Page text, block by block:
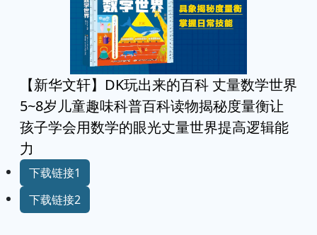
【新华文轩】DK玩出来的百科 丈量数学世界
5~8岁儿童趣味科普百科读物揭秘度量衡让
孩子学会用数学的眼光丈量世界提高逻辑能
力
下载链接1
下载链接2